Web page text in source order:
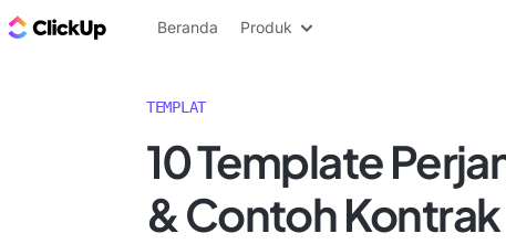
Blog ClickUp
Beranda Produk
TEMPLAT
10 Template
& Contoh Kontrak